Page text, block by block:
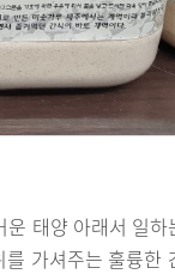
태양 아래서 일하
가셔주는 훌륭한